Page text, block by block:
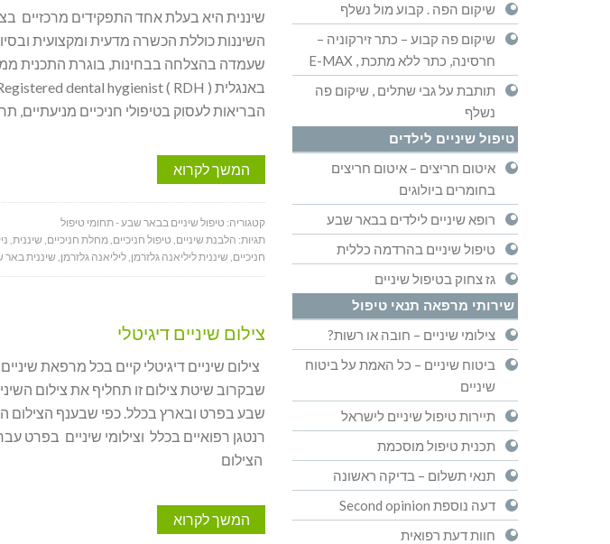
שיננית היא בעלת אחד התפקידים מרכזיים
השיננות כוללת הכשרה מדעית ומקצועית
שעמדה בהצלחה בבחינות, בוגרת התכנית
הבריאות לעסוק בטיפולי חניכיים מניעתיים,
המשך לקרוא
קטגוריה: טיפול שיניים בבאר שבע - תחומי טיפול
תגיות: הלבנת שיניים, טיפול חניכיים,מחלת חניכיים, שיננית,
חניכיים, שיננית ליליאנה גלזרמן,ליליאנה גלזרמן,שיננית באר
צילום שיניים דיגיטלי
צילום שיניים דיגיטלי קיים בכל מרפאת
שבקרוב שיטת צילום זו תחליף את צילום
שבע בפרט ובארץ בכלל. כפי שבענף הצילום
רנטגן רפואיים בכלל וצילומי שיניים בפרט
הצילום
המשך לקרוא
שיקום הפה . קבוע מול נשלף
שיקום פה קבוע – כתר זירקוניה –
חרסינה, כתר ללא מתכת , E-MAX
תותבת על גבי שתלים , שיקום פה
נשלף
טיפול שיניים לילדים
איטום חריצים – איטום חריצים
בחומרים ביולוגים
רופא שיניים לילדים בבאר שבע
טיפול שיניים בהרדמה כללית
גז צחוק בטיפול שיניים
שירותי מרפאה תנאי טיפול
צילומי שיניים – חובה או רשות?
ביטוח שיניים – כל האמת על ביטוח
שיניים
תיירות טיפול שיניים לישראל
תכנית טיפול מוסכמת
תנאי תשלום – בדיקה ראשונה
דעה נוספת Second opinion
חוות דעת רפואית